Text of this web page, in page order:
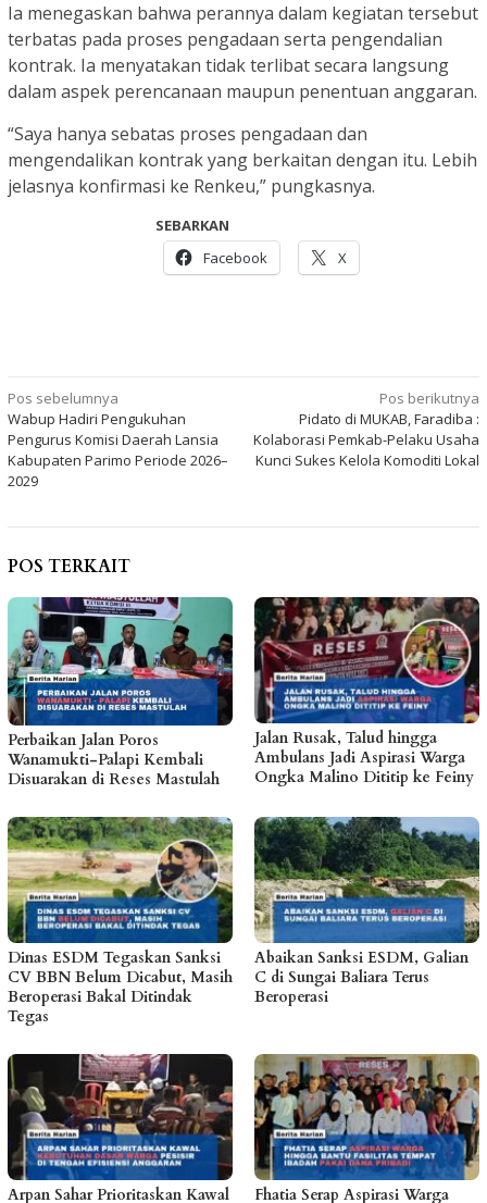
Ia menegaskan bahwa perannya dalam kegiatan tersebut
terbatas pada proses pengadaan serta pengendalian
kontrak. Ia menyatakan tidak terlibat secara langsung
dalam aspek perencanaan maupun penentuan anggaran.
“Saya hanya sebatas proses pengadaan dan
mengendalikan kontrak yang berkaitan dengan itu. Lebih
jelasnya konfirmasi ke Renkeu,” pungkasnya.
SEBARKAN
Facebook
X
Navigasi
pos
Pos sebelumnya
Wabup Hadiri Pengukuhan
Pengurus Komisi Daerah Lansia
Kabupaten Parimo Periode 2026–
2029
Pos berikutnya
Pidato di MUKAB, Faradiba :
Kolaborasi Pemkab-Pelaku Usaha
Kunci Sukes Kelola Komoditi Lokal
POS TERKAIT
Perbaikan Jalan Poros
Wanamukti-Palapi Kembali
Disuarakan di Reses Mastulah
Jalan Rusak, Talud hingga
Ambulans Jadi Aspirasi Warga
Ongka Malino Dititip ke Feiny
Dinas ESDM Tegaskan Sanksi
CV BBN Belum Dicabut, Masih
Beroperasi Bakal Ditindak
Tegas
Abaikan Sanksi ESDM, Galian
C di Sungai Baliara Terus
Beroperasi
Arpan Sahar Prioritaskan Kawal Fhatia Serap Aspirasi Warga